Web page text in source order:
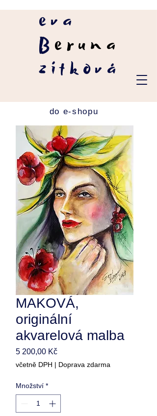
eva
B eruna
zítková
MAKOVÁ,
originální
akvarelová malba
5 200,00 KčCena
včetně DPH | Doprava zdarma
Množství *
do e-shopu